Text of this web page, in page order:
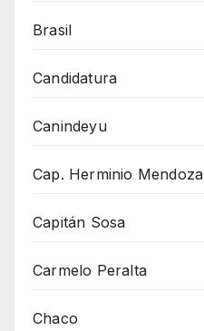
Brasil
Candidatura
Canindeyu
Cap. Herminio Mendoza
Capitán Sosa
Carmelo Peralta
Chaco